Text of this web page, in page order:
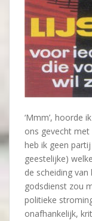
‘Mmm’, hoorde
ons gevecht met
heb ik geen
geestelijke)
de scheiding
godsdienst zou
politieke
onafhankelijk,